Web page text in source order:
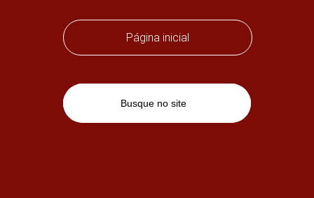
Página inicial